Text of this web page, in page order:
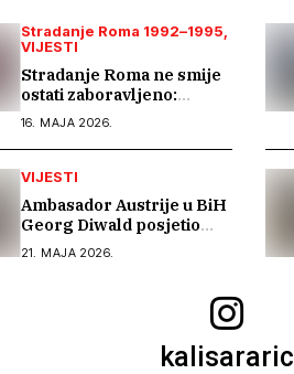
Stradanje Roma 1992–1995
VIJESTI
Stradanje Roma ne smije
ostati zaboravljeno:
zajednički život u miru i
tranzicijska pravda
16. MAJA 2026.
VIJESTI
Ambasador Austrije u BiH
Georg Diwald posjetio
Kali Saru – Romski
informativni centar
21. MAJA 2026.
kalisararic